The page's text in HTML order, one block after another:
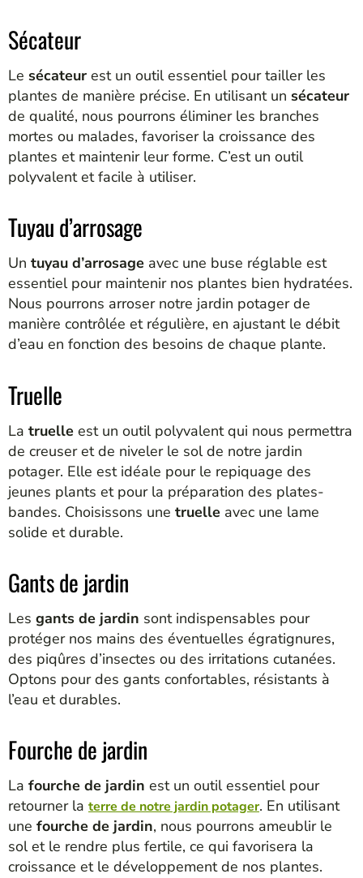
Sécateur
Le sécateur est un outil essentiel pour tailler les
plantes de manière précise. En utilisant un sécateur
de qualité, nous pourrons éliminer les branches
mortes ou malades, favoriser la croissance des
plantes et maintenir leur forme. C’est un outil
polyvalent et facile à utiliser.
Tuyau d’arrosage
Un tuyau d’arrosage avec une buse réglable est
essentiel pour maintenir nos plantes bien hydratées.
Nous pourrons arroser notre jardin potager de
manière contrôlée et régulière, en ajustant le débit
d’eau en fonction des besoins de chaque plante.
Truelle
La truelle est un outil polyvalent qui nous permettra
de creuser et de niveler le sol de notre jardin
potager. Elle est idéale pour le repiquage des
jeunes plants et pour la préparation des plates-
bandes. Choisissons une truelle avec une lame
solide et durable.
Gants de jardin
Les gants de jardin sont indispensables pour
protéger nos mains des éventuelles égratignures,
des piqûres d’insectes ou des irritations cutanées.
Optons pour des gants confortables, résistants à
l’eau et durables.
Fourche de jardin
La fourche de jardin est un outil essentiel pour
retourner la terre de notre jardin potager. En utilisant
une fourche de jardin, nous pourrons ameublir le
sol et le rendre plus fertile, ce qui favorisera la
croissance et le développement de nos plantes.